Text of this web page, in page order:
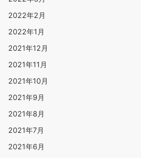
2022年2月
2022年1月
2021年12月
2021年11月
2021年10月
2021年9月
2021年8月
2021年7月
2021年6月